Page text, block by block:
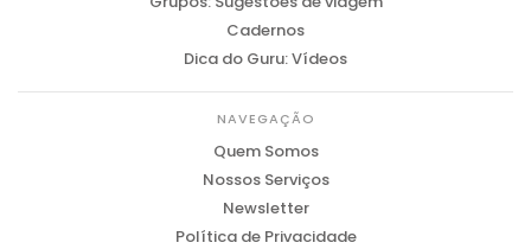
Cadernos
Dica do Guru: Vídeos
NAVEGAÇÃO
Quem Somos
Nossos Serviços
Newsletter
Política de Privacidade